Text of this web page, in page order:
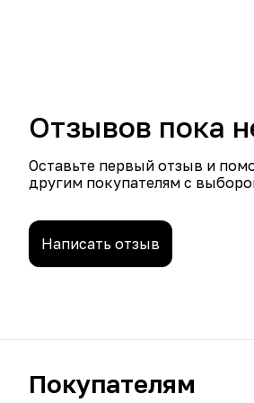
Отзывов пока
Оставьте первый отзыв и
другим покупателям с
Написать отзыв
Покупателям